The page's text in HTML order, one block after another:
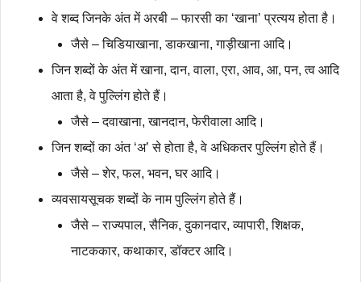
वे शब्द जिनके अंत में अरबी – फारसी का ‘खाना’ प्रत्यय होता है।
जैसे – चिडियाखाना, डाकखाना, गाड़ीखाना आदि।
जिन शब्दों के अंत में खाना, दान, वाला, एरा, आव, आ, पन, त्व आदि
आता है, वे पुल्लिंग होते हैं।
जैसे – दवाखाना, खानदान, फेरीवाला आदि।
जिन शब्दों का अंत ‘अ’ से होता है, वे अधिकतर पुल्लिंग होते हैं।
जैसे – शेर, फल, भवन, घर आदि।
व्यवसायसूचक शब्दों के नाम पुल्लिंग होते हैं।
जैसे – राज्यपाल, सैनिक, दुकानदार, व्यापारी, शिक्षक,
नाटककार, कथाकार, डॉक्टर आदि।